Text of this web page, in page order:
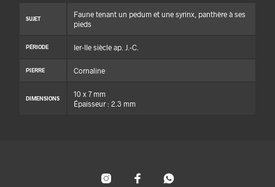
SUJET
Faune tenant un pedum et une syrinx, panthère à ses
pieds
PÉRIODE Ier-IIe siècle ap. J.-C.
PIERRE Cornaline
DIMENSIONS
10 x 7 mm
Épaisseur : 2.3 mm